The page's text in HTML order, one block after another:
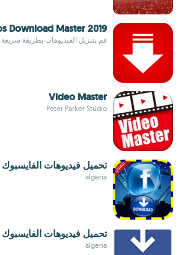
Download Master 2019
قم بتنزيل الفيديوهات بطريقة
Video Master
Peter Parker Studio
تحميل فيديوهات الفايسبوك
algeria
تحميل فيديوهات الفايسبوك
algeria